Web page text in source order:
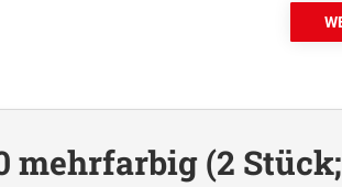
mehrfarbig (2 Stück;